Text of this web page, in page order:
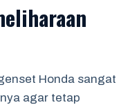
Honda sangat
agar tetap